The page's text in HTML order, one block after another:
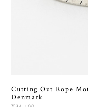
Cutting Out Rope
Denmark